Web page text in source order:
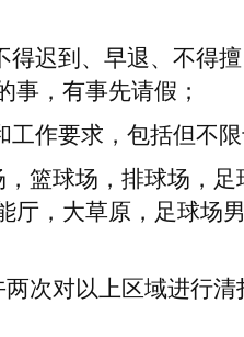
得迟到、早退、不得
事，有事先请假；
工作要求，包括但不
，篮球场，排球场，
厅，大草原，足球场
次对以上区域进行